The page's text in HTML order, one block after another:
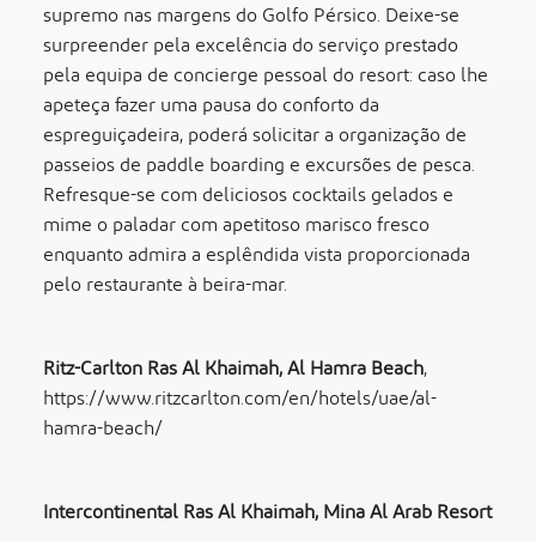
supremo nas margens do Golfo Pérsico. Deixe-se
surpreender pela excelência do serviço prestado
pela equipa de concierge pessoal do resort: caso lhe
apeteça fazer uma pausa do conforto da
espreguiçadeira, poderá solicitar a organização de
passeios de paddle boarding e excursões de pesca.
Refresque-se com deliciosos cocktails gelados e
mime o paladar com apetitoso marisco fresco
enquanto admira a esplêndida vista proporcionada
pelo restaurante à beira-mar.
Ritz-Carlton Ras Al Khaimah, Al Hamra Beach,
https://www.ritzcarlton.com/en/hotels/uae/al-
hamra-beach/
Intercontinental Ras Al Khaimah, Mina Al Arab Resort